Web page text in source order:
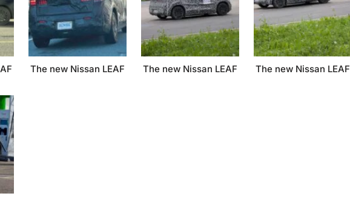
The new Nissan LEAF The new Nissan LEAF The new Nissan LEAF